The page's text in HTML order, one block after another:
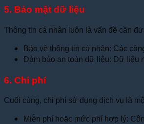
5. Bảo mật dữ liệu
Thông tin cá nhân luôn là vấn đề cần
Bảo vệ thông tin cá nhân: Các
Đảm bảo an toàn dữ liệu: Dữ liệu
6. Chi phí
Cuối cùng, chi phí sử dụng dịch vụ là
Miễn phí hoặc mức phí hợp lý: